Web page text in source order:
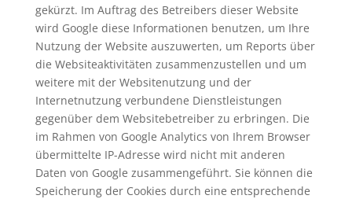
gekürzt. Im Auftrag des Betreibers dieser Website
wird Google diese Informationen benutzen, um Ihre
Nutzung der Website auszuwerten, um Reports über
die Websiteaktivitäten zusammenzustellen und um
weitere mit der Websitenutzung und der
Internetnutzung verbundene Dienstleistungen
gegenüber dem Websitebetreiber zu erbringen. Die
im Rahmen von Google Analytics von Ihrem Browser
übermittelte IP-Adresse wird nicht mit anderen
Daten von Google zusammengeführt. Sie können die
Speicherung der Cookies durch eine entsprechende